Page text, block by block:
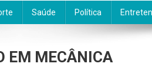
Saúde Política
EM MECÂNICA